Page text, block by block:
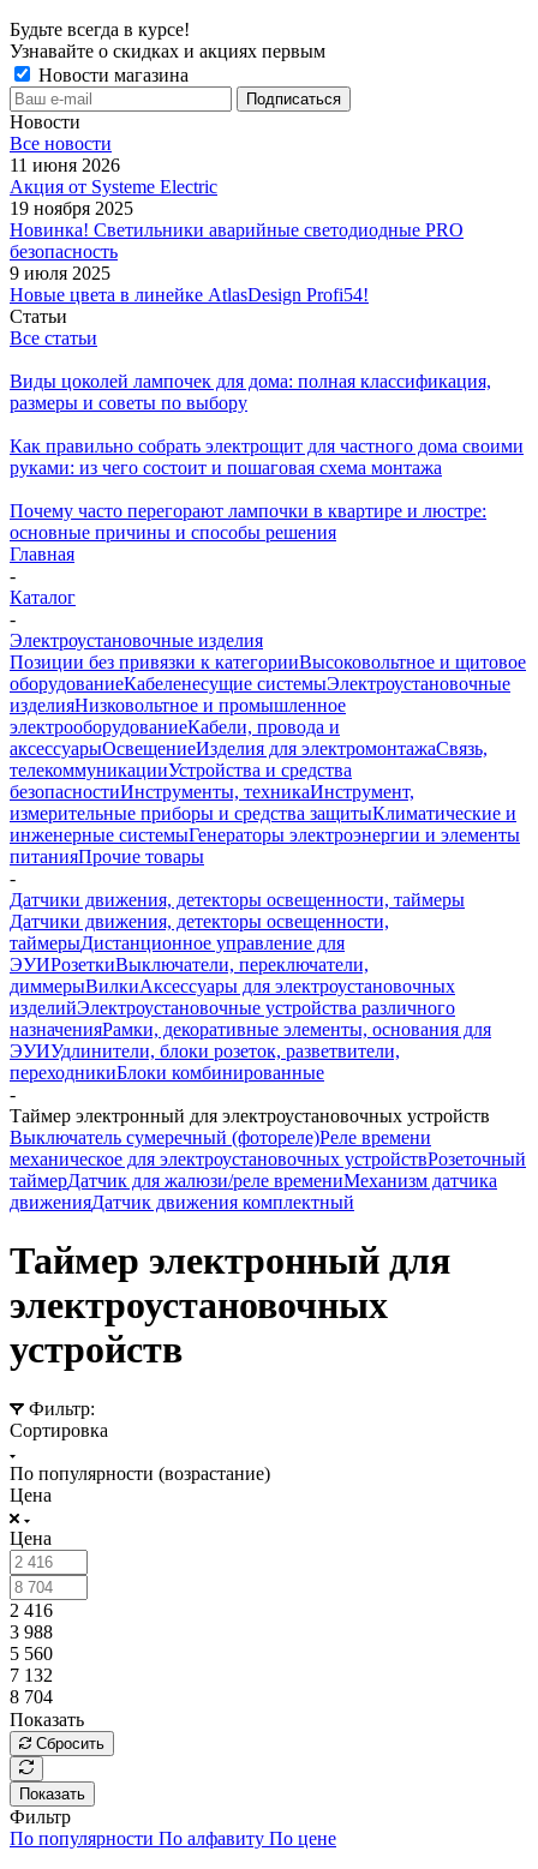
Будьте всегда в курсе!
Узнавайте о скидках и акциях первым
Новости магазина
Новости
Все новости
11 июня 2026
Акция от Systeme Electric
19 ноября 2025
Новинка! Светильники аварийные светодиодные PRO
безопасность
9 июля 2025
Новые цвета в линейке AtlasDesign Profi54!
Статьи
Все статьи
Виды цоколей лампочек для дома: полная классификация,
размеры и советы по выбору
Как правильно собрать электрощит для частного дома своими
руками: из чего состоит и пошаговая схема монтажа
Почему часто перегорают лампочки в квартире и люстре:
основные причины и способы решения
Главная
-
Каталог
-
Электроустановочные изделия
Позиции без привязки к категорииВысоковольтное и щитовое
оборудованиеКабеленесущие системыЭлектроустановочные
изделияНизковольтное и промышленное
электрооборудованиеКабели, провода и
аксессуарыОсвещениеИзделия для электромонтажаСвязь,
телекоммуникацииУстройства и средства
безопасностиИнструменты, техникаИнструмент,
измерительные приборы и средства защитыКлиматические и
инженерные системыГенераторы электроэнергии и элементы
питанияПрочие товары
-
Датчики движения, детекторы освещенности, таймеры
Датчики движения, детекторы освещенности,
таймерыДистанционное управление для
ЭУИРозеткиВыключатели, переключатели,
диммерыВилкиАксессуары для электроустановочных
изделийЭлектроустановочные устройства различного
назначенияРамки, декоративные элементы, основания для
ЭУИУдлинители, блоки розеток, разветвители,
переходникиБлоки комбинированные
-
Таймер электронный для электроустановочных устройств
Выключатель сумеречный (фотореле)Реле времени
механическое для электроустановочных устройствРозеточный
таймерДатчик для жалюзи/реле времениМеханизм датчика
движенияДатчик движения комплектный
Таймер электронный для
электроустановочных
устройств
Фильтр:
Сортировка
По популярности (возрастание)
Цена
Цена
2 416
3 988
5 560
7 132
8 704
Показать
Сбросить
Показать
Фильтр
По популярности По алфавиту По цене